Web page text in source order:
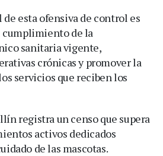
esta ofensiva de control es
de la
sanitaria vigente,
crónicas y promover la
servicios que reciben los
registra un censo que supera
activos dedicados
de las mascotas.